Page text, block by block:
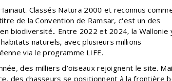
Classés Natura 2000 et reconnus
de la Convention de Ramsar, c'est un des
biodiversité.. Entre 2022 et 2024, la Wallonie
naturels, avec plusieurs millions
via le programme LIFE.
des milliers d’oiseaux rejoignent le site.
des chasseurs se positionnent à la frontière